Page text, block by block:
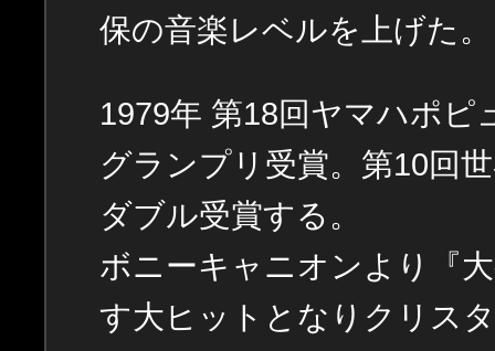
保の音楽レベルを上げた。
1979年 第18回ヤマハポピ
グランプリ受賞。第10回
ダブル受賞する。
ボニーキャニオンより『
す大ヒットとなりクリス